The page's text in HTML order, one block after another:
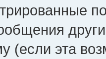
(если эта